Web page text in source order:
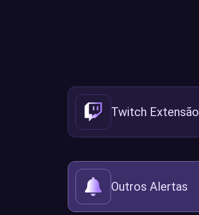
Twitch Extensão
Outros Alertas